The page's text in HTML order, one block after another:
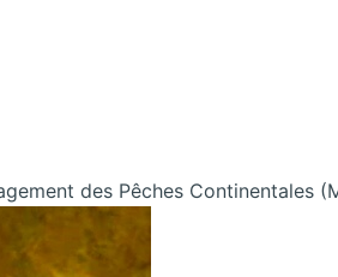
des Pêches Continentales